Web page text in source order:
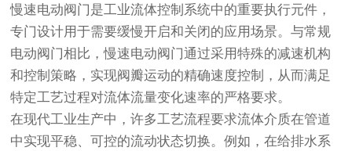
慢速电动阀门是工业流体控制系统中的重要执行元件，
专门设计用于需要缓慢开启和关闭的应用场景。与常规
电动阀门相比，慢速电动阀门通过采用特殊的减速机构
和控制策略，实现阀瓣运动的精确速度控制，从而满足
特定工艺过程对流体流量变化速率的严格要求。
在现代工业生产中，许多工艺流程要求流体介质在管道
中实现平稳、可控的流动状态切换。例如，在给排水系